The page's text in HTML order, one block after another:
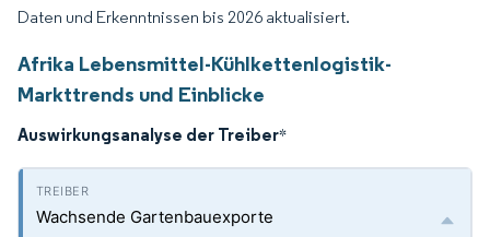
Daten und Erkenntnissen bis 2026 aktualisiert.
Afrika Lebensmittel-Kühlkettenlogistik-
Markttrends und Einblicke
Auswirkungsanalyse der Treiber*
Wachsende Gartenbauexporte